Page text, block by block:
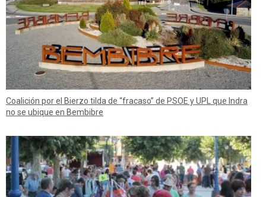
Coalición por el Bierzo tilda de “fracaso” de PSOE y UPL que Indra
no se ubique en Bembibre